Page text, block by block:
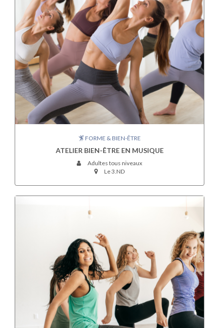
FORME & BIEN-ÊTRE
ATELIER BIEN-ÊTRE EN MUSIQUE
Adultes tous niveaux
Le 3.ND